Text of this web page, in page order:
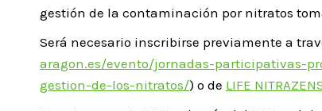
gestión de la contaminación por nitratos
Será necesario inscribirse previamente a
aragon.es/evento/jornadas-participativas-
gestion-de-los-nitratos/) o de LIFE